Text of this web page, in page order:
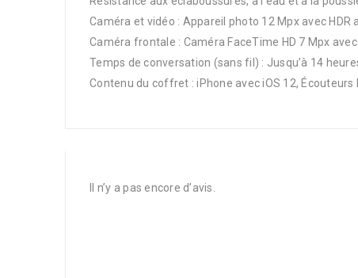
Caméra et vidéo : Appareil photo 12 Mpx avec HDR
Caméra frontale : Caméra FaceTime HD 7 Mpx
Temps de conversation (sans fil) : Jusqu’à 14
Contenu du coffret : iPhone avec iOS 12,
Il n’y a pas encore d’avis.